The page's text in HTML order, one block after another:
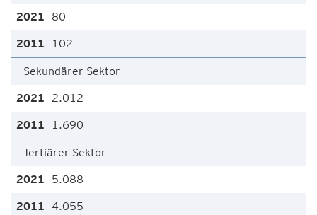
80
102
Sekundärer Sektor
2.012
1.690
Tertiärer Sektor
5.088
4.055